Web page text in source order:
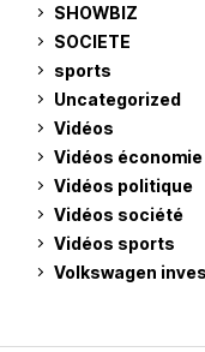
SHOWBIZ
SOCIETE
sports
Uncategorized
Vidéos
Vidéos économie
Vidéos politique
Vidéos société
Vidéos sports
Volkswagen